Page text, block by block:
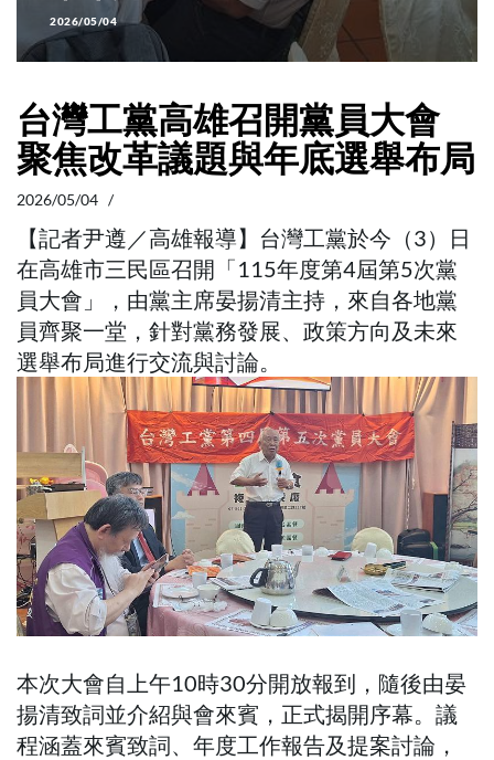
2026/05/04
台灣工黨高雄召開黨員大會
聚焦改革議題與年底選舉布局
2026/05/04 /
【記者尹遵／高雄報導】台灣工黨於今（3）日
在高雄市三民區召開「115年度第4屆第5次黨
員大會」，由黨主席晏揚清主持，來自各地黨
員齊聚一堂，針對黨務發展、政策方向及未來
選舉布局進行交流與討論。
本次大會自上午10時30分開放報到，隨後由晏
揚清致詞並介紹與會來賓，正式揭開序幕。議
程涵蓋來賓致詞、年度工作報告及提案討論，